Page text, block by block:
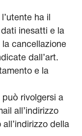
ha il
inesatti e la
cancellazione
dall’art.
e la
può rivolgersi a
all’indirizzo
della